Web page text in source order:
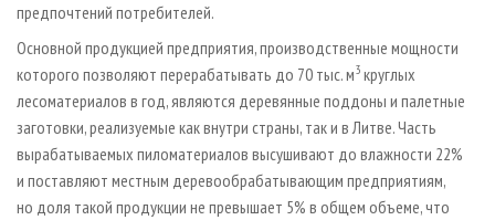
предпочтений потребителей.
Основной продукцией предприятия, производственные мощности
которого позволяют перерабатывать до 70 тыс. м3 круглых
лесоматериалов в год, являются деревянные поддоны и палетные
заготовки, реализуемые как внутри страны, так и в Литве. Часть
вырабатываемых пиломатериалов высушивают до влажности 22%
и поставляют местным деревообрабатывающим предприятиям,
но доля такой продукции не превышает 5% в общем объеме, что